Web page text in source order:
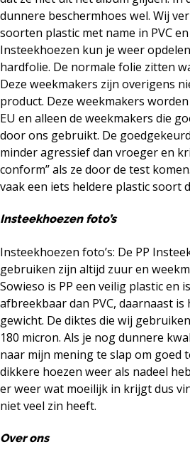
dunnere beschermhoes wel. Wij
soorten plastic met name in PVC en
Insteekhoezen kun je weer
hardfolie. De normale folie zitten
Deze weekmakers zijn overigens
product. Deze weekmakers
EU en alleen de weekmakers die
door ons gebruikt. De
minder agressief dan vroeger en
conform” als ze door de test
vaak een iets heldere plastic soort
Insteekhoezen foto’s
Insteekhoezen foto’s: De PP
gebruiken zijn altijd zuur en
Sowieso is PP een veilig plastic en
afbreekbaar dan PVC, daarnaast
gewicht. De diktes die wij
180 micron. Als je nog dunnere
naar mijn mening te slap om goed
dikkere hoezen weer als nadeel
er weer wat moeilijk in krijgt dus
niet veel zin heeft.
Over ons